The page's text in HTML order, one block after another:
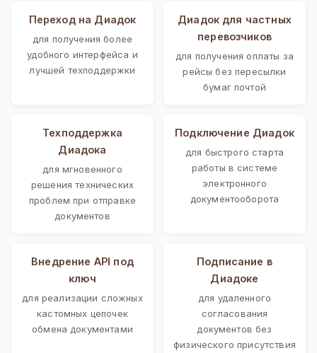
Переход на Диадок
для получения более
удобного интерфейса и
лучшей техподдержки
Диадок для частных
перевозчиков
для получения оплаты за
рейсы без пересылки
бумаг почтой
Техподдержка
Диадока
для мгновенного
решения технических
проблем при отправке
документов
Подключение Диадок
для быстрого старта
работы в системе
электронного
документооборота
Внедрение API под
ключ
для реализации сложных
кастомных цепочек
обмена документами
Подписание в
Диадоке
для удаленного
согласования
документов без
физического присутствия